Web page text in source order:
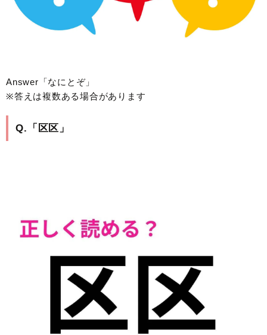
Answer「なにとぞ」
※答えは複数ある場合があります
Q.「区区」